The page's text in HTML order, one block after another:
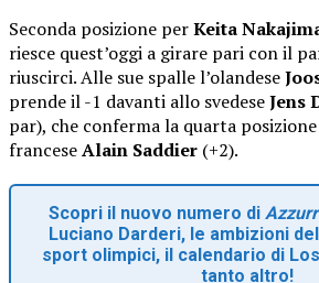
Seconda posizione perKeita
riesce quest’oggi a girare pari con il
riuscirci. Alle sue spalle l’olandese
prende il -1 davanti allo svedeseJens
par), che conferma la quarta
franceseAlain Saddier (+2).
Scopri il nuovo numero di
Luciano Darderi, le ambizioni
sport olimpici, il calendario di
tanto altro!